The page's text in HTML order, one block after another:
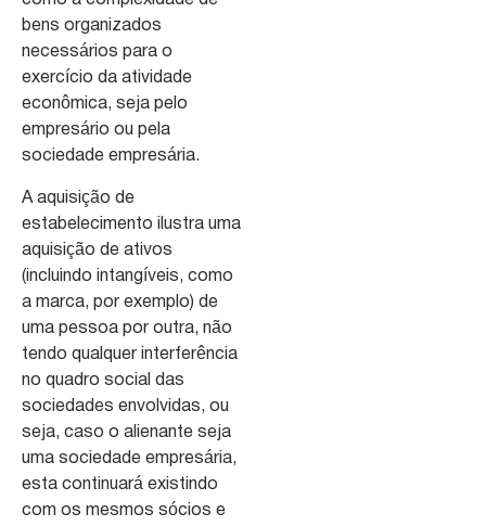
bens organizados
necessários para o
exercício da atividade
econômica, seja pelo
empresário ou pela
sociedade empresária.
A aquisição de
estabelecimento ilustra uma
aquisição de ativos
(incluindo intangíveis, como
a marca, por exemplo) de
uma pessoa por outra, não
tendo qualquer interferência
no quadro social das
sociedades envolvidas, ou
seja, caso o alienante seja
uma sociedade empresária,
esta continuará existindo
com os mesmos sócios e